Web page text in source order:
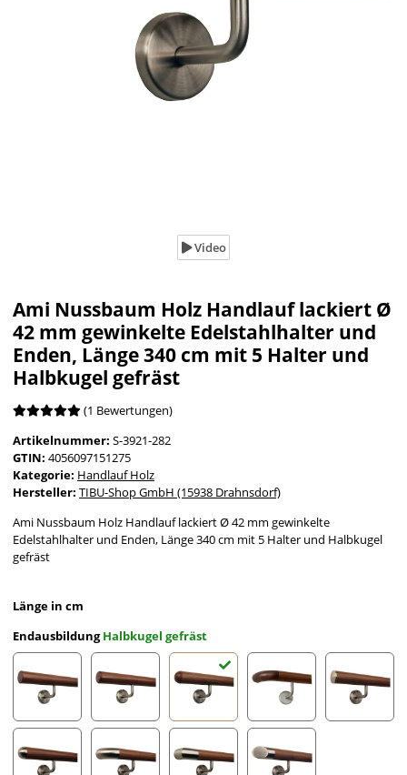
Video
Ami Nussbaum Holz Handlauf lackiert Ø
42 mm gewinkelte Edelstahlhalter und
Enden, Länge 340 cm mit 5 Halter und
Halbkugel gefräst
(1 Bewertungen)
Artikelnummer: S-3921-282
GTIN: 4056097151275
Kategorie: Handlauf Holz
Hersteller: TIBU-Shop GmbH (15938 Drahnsdorf)
Ami Nussbaum Holz Handlauf lackiert Ø 42 mm gewinkelte
Edelstahlhalter und Enden, Länge 340 cm mit 5 Halter und Halbkugel
gefräst
Länge in cm
EndausbildungHalbkugel gefräst
gefast Radius gefrästHalbkugel gefrästHolzkrümmling